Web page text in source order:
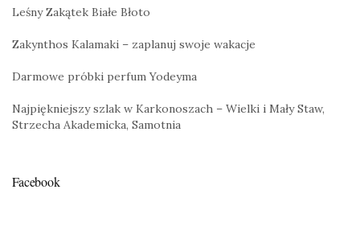
Leśny Zakątek Białe Błoto
Zakynthos Kalamaki – zaplanuj swoje wakacje
Darmowe próbki perfum Yodeyma
Najpiękniejszy szlak w Karkonoszach – Wielki i Mały Staw,
Strzecha Akademicka, Samotnia
Facebook